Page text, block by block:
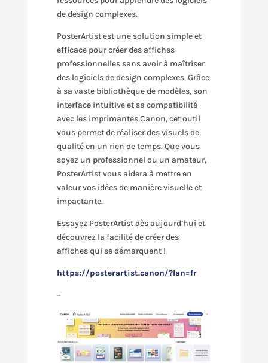
de design complexes.
PosterArtist est une solution simple et
efficace pour créer des affiches
professionnelles sans avoir à maîtriser
des logiciels de design complexes. Grâce
à sa vaste bibliothèque de modèles, son
interface intuitive et sa compatibilité
avec les imprimantes Canon, cet outil
vous permet de réaliser des visuels de
qualité en un rien de temps. Que vous
soyez un professionnel ou un amateur,
PosterArtist vous aidera à mettre en
valeur vos idées de manière visuelle et
impactante.
Essayez PosterArtist dès aujourd’hui et
découvrez la facilité de créer des
affiches qui se démarquent !
https://posterartist.canon/?lan=fr
–